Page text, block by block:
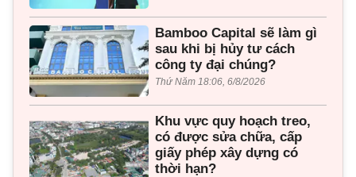
Bamboo Capital sẽ làm gì
sau khi bị hủy tư cách
công ty đại chúng?
Thứ Năm 18:06, 6/8/2026
Khu vực quy hoạch treo,
có được sửa chữa, cấp
giấy phép xây dựng có
thời hạn?